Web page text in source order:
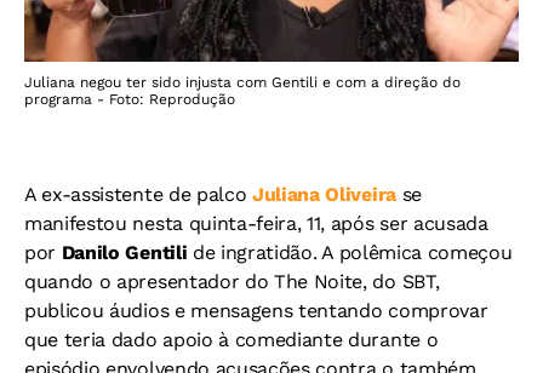
Juliana negou ter sido injusta com Gentili e com a direção do
programa - Foto: Reprodução
A ex-assistente de palco Juliana Oliveirase
manifestou nesta quinta-feira, 11, após ser acusada
por Danilo Gentili de ingratidão. A polêmica começou
quando o apresentador do The Noite, do SBT,
publicou áudios e mensagens tentando comprovar
que teria dado apoio à comediante durante o